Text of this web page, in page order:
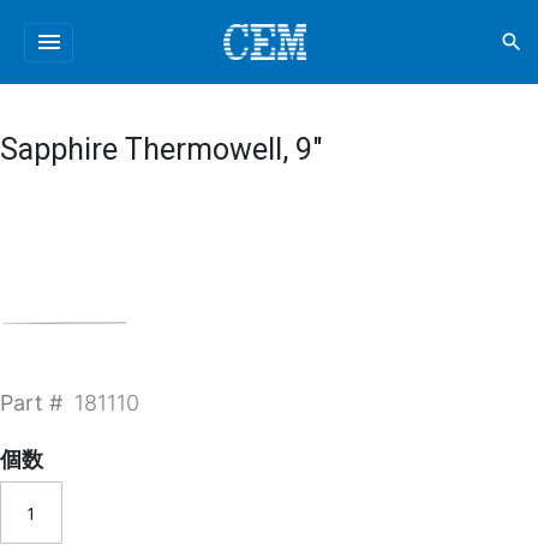
menu search
Sapphire Thermowell, 9"
Part # 181110
個数